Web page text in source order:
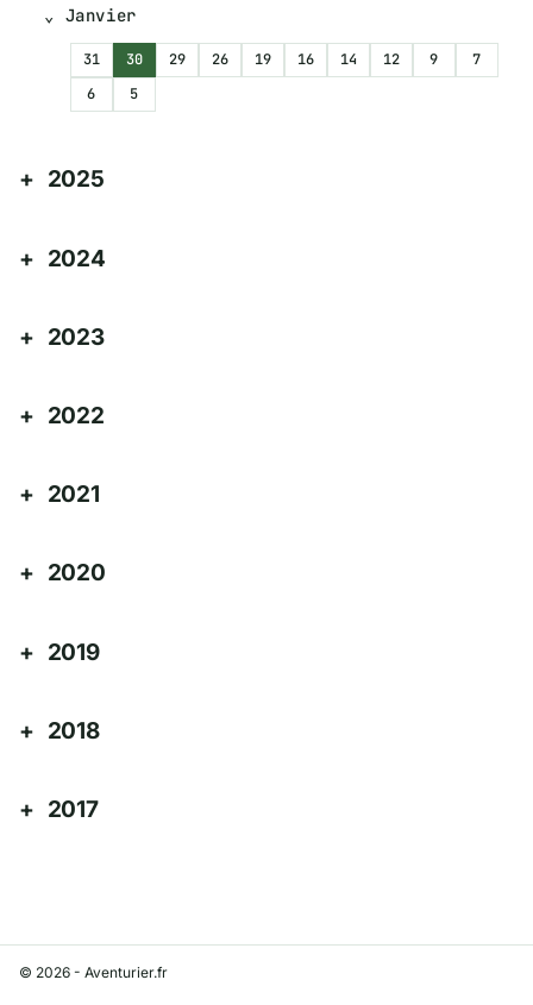
Janvier
31 30 29 26 19 16 14 12 9
7
6
5
2025
2024
2023
2022
2021
2020
2019
2018
2017
© 2026 - Aventurier.fr